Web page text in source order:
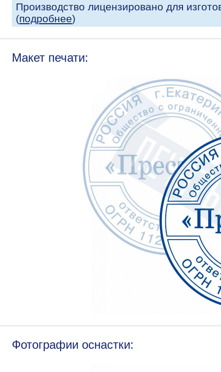
Производство лицензировано для
(подробнее)
Макет печати:
Фотографии оснастки: